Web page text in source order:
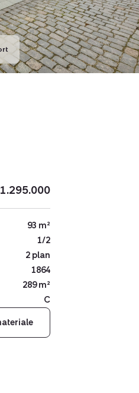
1.295.000
93 m²
1/2
2 plan
1864
289 m²
C